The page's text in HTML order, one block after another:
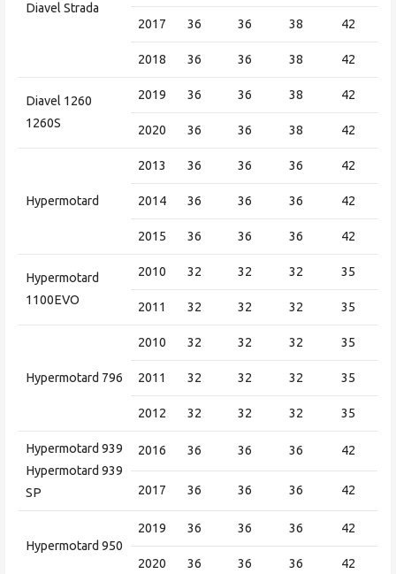
Diavel Strada
2017 36 36 38 42
2018 36 36 38 42
Diavel 1260
1260S
2019 36 36 38 42
2020 36 36 38 42
Hypermotard
2013 36 36 36 42
2014 36 36 36 42
2015 36 36 36 42
Hypermotard
1100EVO
2010 32 32 32 35
2011 32 32 32 35
Hypermotard 796
2010 32 32 32 35
2011 32 32 32 35
2012 32 32 32 35
Hypermotard 939
Hypermotard 939
SP
2016 36 36 36 42
2017 36 36 36 42
Hypermotard 950
2019 36 36 36 42
2020 36 36 36 42